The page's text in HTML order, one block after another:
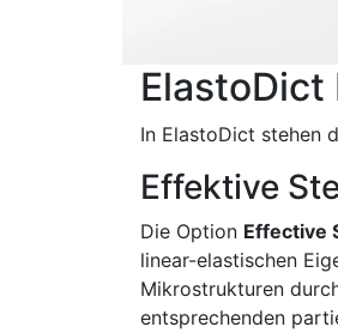
ElastoDict
In ElastoDict stehen
Effektive
Die Option Effective
linear-elastischen
Mikrostrukturen
entsprechenden